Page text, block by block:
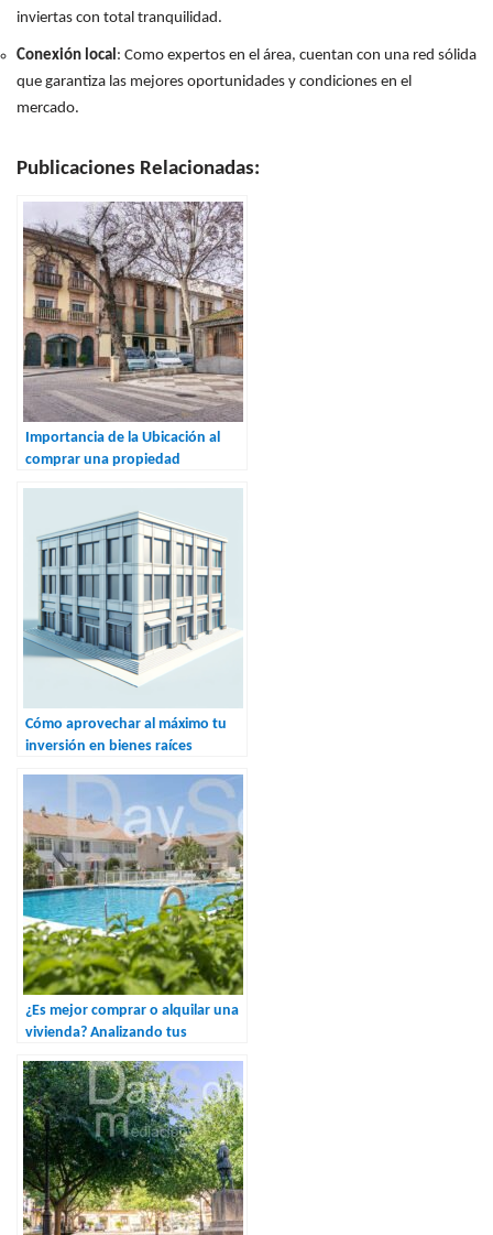
inviertas con total tranquilidad.
Conexión local: Como expertos en el área, cuentan con una red sólida
que garantiza las mejores oportunidades y condiciones en el
mercado.
Publicaciones Relacionadas:
Importancia de la Ubicación al
comprar una propiedad
Cómo aprovechar al máximo tu
inversión en bienes raíces
¿Es mejor comprar o alquilar una
vivienda? Analizando tus